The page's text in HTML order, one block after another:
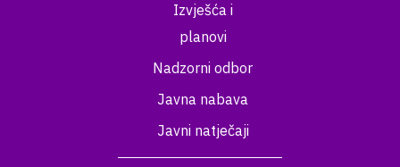
Izvješća i
planovi
Nadzorni odbor
Javna nabava
Javni natječaji